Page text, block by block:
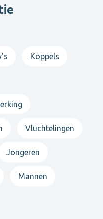
begeleiding het beste
jou het meest
Emel
Koppels
Vluchtelingen
Jongeren
Mannen